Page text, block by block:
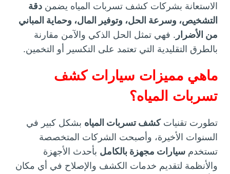
الاستعانة بشركات كشف تسربات المياه يضمن دقة
التشخيص، وسرعة الحل، وتوفير المال، وحماية المباني
من الأضرار . فهي تمثل الحل الذكي والآمن مقارنة
بالطرق التقليدية التي تعتمد على التكسير أو التخمين.
ماهي مميزات سيارات كشف
تسربات المياه؟
تطورت تقنياتكشف تسربات المياه بشكل كبير في
السنوات الأخيرة، وأصبحت الشركات المتخصصة
تستخدم سيارات مجهزة بالكامل بأحدث الأجهزة
والأنظمة لتقديم خدمات الكشف والإصلاح في أي مكان